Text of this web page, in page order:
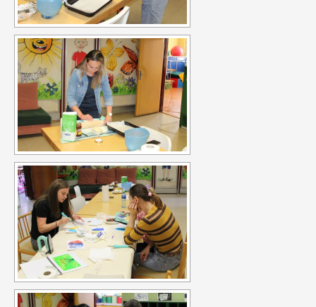
občanským sdružením Kamarád Nenuda realizují v
letošním roce projekty Bezpečné hnízdo
napomáhá zdravému vývoji dítěte, přes zkvalitnění vztahů
v rodině a prostřednictvím rodinného zážitkového odpoledne
až ke komplexnímu poradenství, které je pro rodiny k dispozici
po celou dobu projektu.V projektu je využívána inovativní
metoda Snozelen v multisenzorické místnosti.
Im inProjekt pomáhá ukázat mladým
lidem, jak se mohou zapojit do veřejného života ve své
komunitě. Projekt je určen pro 30 účastníků ve věku 18 až 30 let,
kteří jsou znevýhodněného i běžného prostředí.
účastníci seznámí se základními informace o projektu. Poté
bude jejich úkolem najít a definovat lokální problém a pracovat
na něm v průběhu projektu. Účastníci budou mít možnost podělit
se o své zkušenosti, jak s ostatními účastníky, tak s osobami s